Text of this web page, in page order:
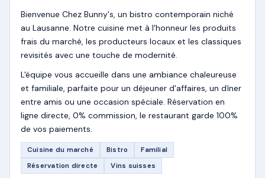
Bienvenue Chez Bunny's, un bistro contemporain niché
au Lausanne. Notre cuisine met à l'honneur les produits
frais du marché, les producteurs locaux et les classiques
revisités avec une touche de modernité.
L'équipe vous accueille dans une ambiance chaleureuse
et familiale, parfaite pour un déjeuner d'affaires, un dîner
entre amis ou une occasion spéciale. Réservation en
ligne directe, 0% commission, le restaurant garde 100%
de vos paiements.
Cuisine du marché Bistro
Familial
Réservation directe
Vins suisses